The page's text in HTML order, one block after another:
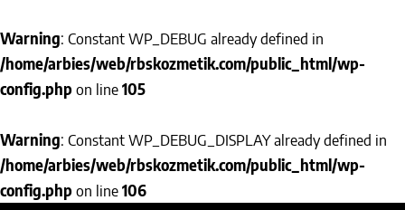
Warning: Constant WP_DEBUG already defined in
/home/arbies/web/rbskozmetik.com/public_html/wp-
config.phpon line105
Warning: Constant WP_DEBUG_DISPLAY already defined in
/home/arbies/web/rbskozmetik.com/public_html/wp-
config.phpon line106